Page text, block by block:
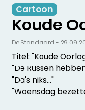
Cartoon
Koude
Titel: "Koude
"De Russen
"Da's niks..."
"Woensdag
De Standaard -